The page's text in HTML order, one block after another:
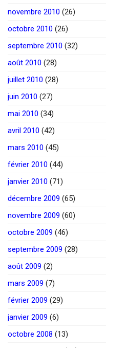
novembre 2010 (26)
octobre 2010 (26)
septembre 2010 (32)
août 2010 (28)
juillet 2010 (28)
juin 2010 (27)
mai 2010 (34)
avril 2010 (42)
mars 2010 (45)
février 2010 (44)
janvier 2010 (71)
décembre 2009 (65)
novembre 2009 (60)
octobre 2009 (46)
septembre 2009 (28)
août 2009 (2)
mars 2009 (7)
février 2009 (29)
janvier 2009 (6)
octobre 2008 (13)